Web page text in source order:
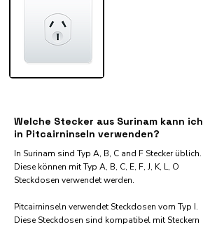
Welche Stecker aus Surinam kann ich
in Pitcairninseln verwenden?
In Surinam sind Typ A, B, C and F Stecker üblich.
Diese können mit Typ A, B, C, E, F, J, K, L, O
Steckdosen verwendet werden.
Pitcairninseln verwendet Steckdosen vom Typ I.
Diese Steckdosen sind kompatibel mit Steckern